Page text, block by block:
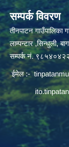
सम्पर्क विवरण
तीनपाटन गाउँपालिका
लाम्पन्टार ,सिन्धुली,
सम्पर्क नं.
ईमेल :-